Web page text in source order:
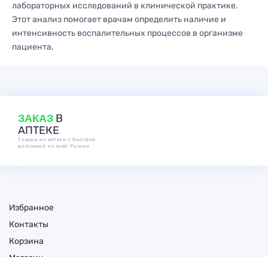
лабораторных исследований в клинической практике.
Этот анализ помогает врачам определить наличие и
интенсивность воспалительных процессов в организме
пациента.
ЗАКАЗ В
АПТЕКЕ
Товары из аптеки с быстрой
доставкой по всей России
Избранное
Контакты
Корзина